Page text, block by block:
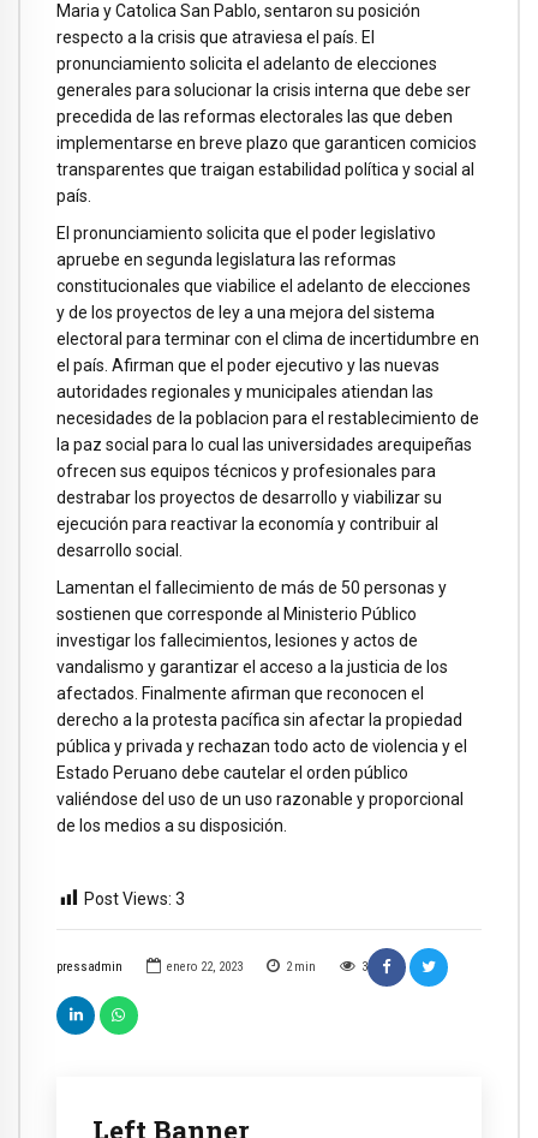
pressadmin enero 22, 2023 2 min 3
Left Banner
Maria y Catolica San Pablo, sentaron su posición
respecto a la crisis que atraviesa el país. El
pronunciamiento solicita el adelanto de elecciones
generales para solucionar la crisis interna que debe ser
precedida de las reformas electorales las que deben
implementarse en breve plazo que garanticen comicios
transparentes que traigan estabilidad política y social al
país.
El pronunciamiento solicita que el poder legislativo
apruebe en segunda legislatura las reformas
constitucionales que viabilice el adelanto de elecciones
y de los proyectos de ley a una mejora del sistema
electoral para terminar con el clima de incertidumbre en
el país. Afirman que el poder ejecutivo y las nuevas
autoridades regionales y municipales atiendan las
necesidades de la poblacion para el restablecimiento de
la paz social para lo cual las universidades arequipeñas
ofrecen sus equipos técnicos y profesionales para
destrabar los proyectos de desarrollo y viabilizar su
ejecución para reactivar la economía y contribuir al
desarrollo social.
Lamentan el fallecimiento de más de 50 personas y
sostienen que corresponde al Ministerio Público
investigar los fallecimientos, lesiones y actos de
vandalismo y garantizar el acceso a la justicia de los
afectados. Finalmente afirman que reconocen el
derecho a la protesta pacífica sin afectar la propiedad
pública y privada y rechazan todo acto de violencia y el
Estado Peruano debe cautelar el orden público
valiéndose del uso de un uso razonable y proporcional
de los medios a su disposición.
Post Views: 3